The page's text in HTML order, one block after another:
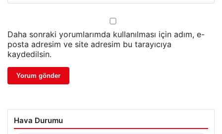
Daha sonraki yorumlarımda kullanılması için adım, e-
posta adresim ve site adresim bu tarayıcıya
kaydedilsin.
Hava Durumu